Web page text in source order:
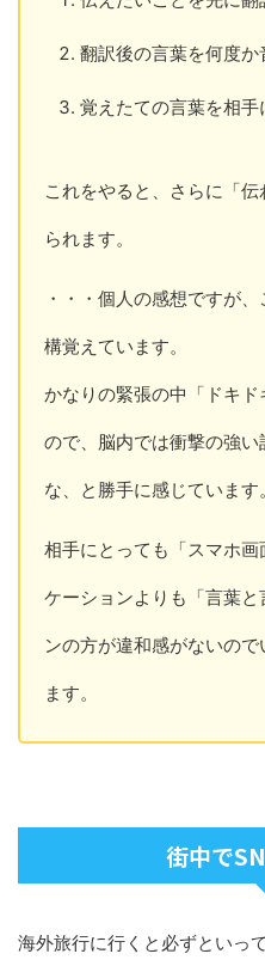
翻訳後の言葉を何度か
覚えたての言葉を相手
これをやると、さらに「
られます。
・・・個人の感想ですが
構覚えています。
かなりの緊張の中「ドキ
ので、脳内では衝撃の強
な、と勝手に感じています。
相手にとっても「スマホ
ケーションよりも「言葉
ンの方が違和感がないの
ます。
街中で
海外旅行に行くと必ずといっ